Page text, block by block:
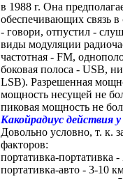
в 1988 г. Она
обеспечивающих связь
- говори, отпустил -
виды модуляции
частотная - FМ,
боковая полоса - USB,
LSB). Разрешенная
мощность несущей не
пиковая мощность не
Какойрадиус действия у
Довольно условно, т. к.
факторов:
портативка-портативка
портативка-авто - 3-10